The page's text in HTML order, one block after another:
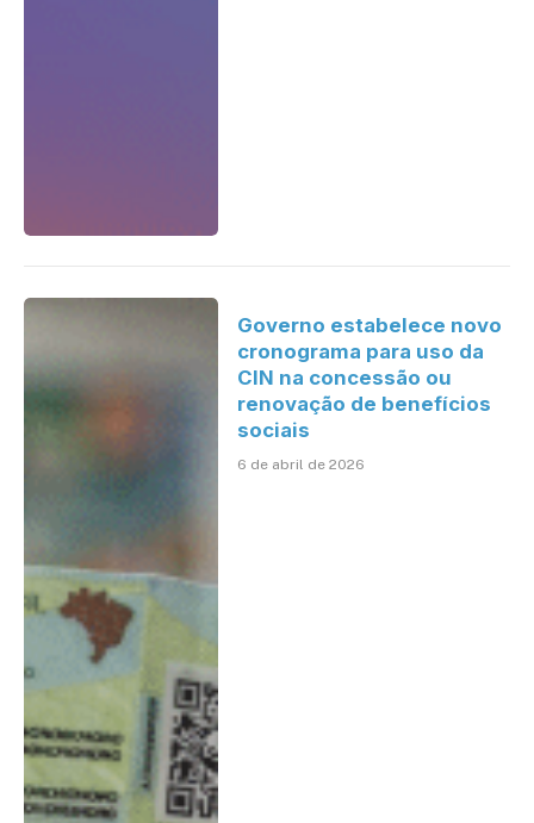
Governo estabelece novo
cronograma para uso da
CIN na concessão ou
renovação de benefícios
sociais
6 de abril de 2026